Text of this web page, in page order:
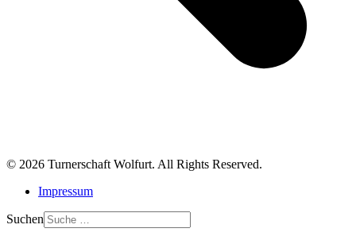
© 2026 Turnerschaft Wolfurt. All Rights Reserved.
Impressum
Suchen